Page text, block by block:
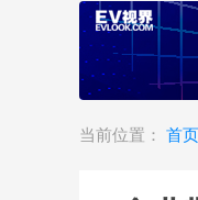
当前位置： 首页